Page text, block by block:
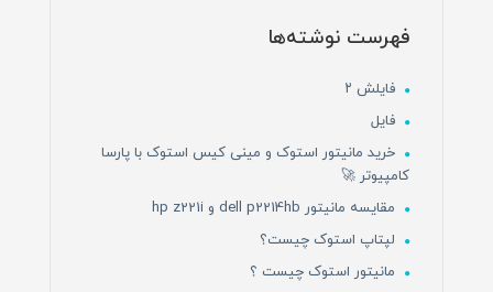
فهرست نوشته‌ها
فایلش ۲
فایل
خرید مانیتور استوک و مینی کیس استوک با پارسا
کامپیوتر 🚀
مقایسه مانیتور dell p2214hb و hp z221i
لپتاپ استوک چیست؟
مانیتور استوک چیست ؟